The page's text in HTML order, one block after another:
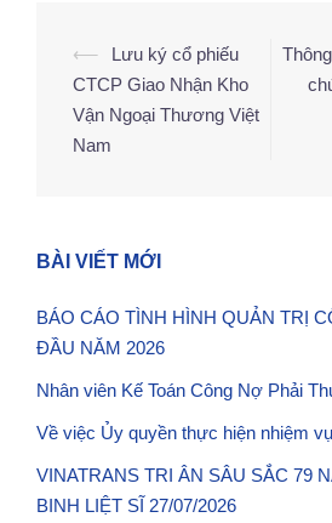
⟵
Lưu ký cổ phiếu
CTCP Giao Nhận Kho
Vận Ngoại Thương Việt
Nam
BÀI VIẾT MỚI
BÁO CÁO TÌNH HÌNH QUẢN TRỊ
ĐẦU NĂM 2026
Nhân viên Kế Toán Công Nợ Phải
Về việc Ủy quyền thực hiện nhiệm
VINATRANS TRI ÂN SÂU SẮC 79
BINH LIỆT SĨ 27/07/2026